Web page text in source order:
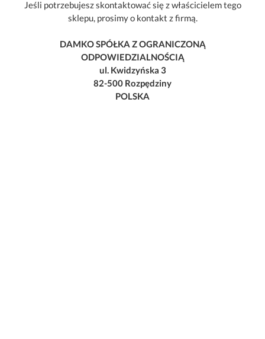
Jeśli potrzebujesz skontaktować się z właścicielem tego
sklepu, prosimy o kontakt z firmą.
DAMKO SPÓŁKA Z OGRANICZONĄ
ODPOWIEDZIALNOŚCIĄ
ul. Kwidzyńska 3
82-500 Rozpędziny
POLSKA